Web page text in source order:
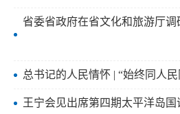
省委省政府在省文化和旅游厅
总书记的人民情怀 | “始终同人
王宁会见出席第四期太平洋岛